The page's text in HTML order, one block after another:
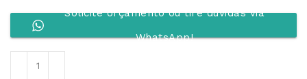
Solicite orçamento ou tire dúvidas via
WhatsApp!